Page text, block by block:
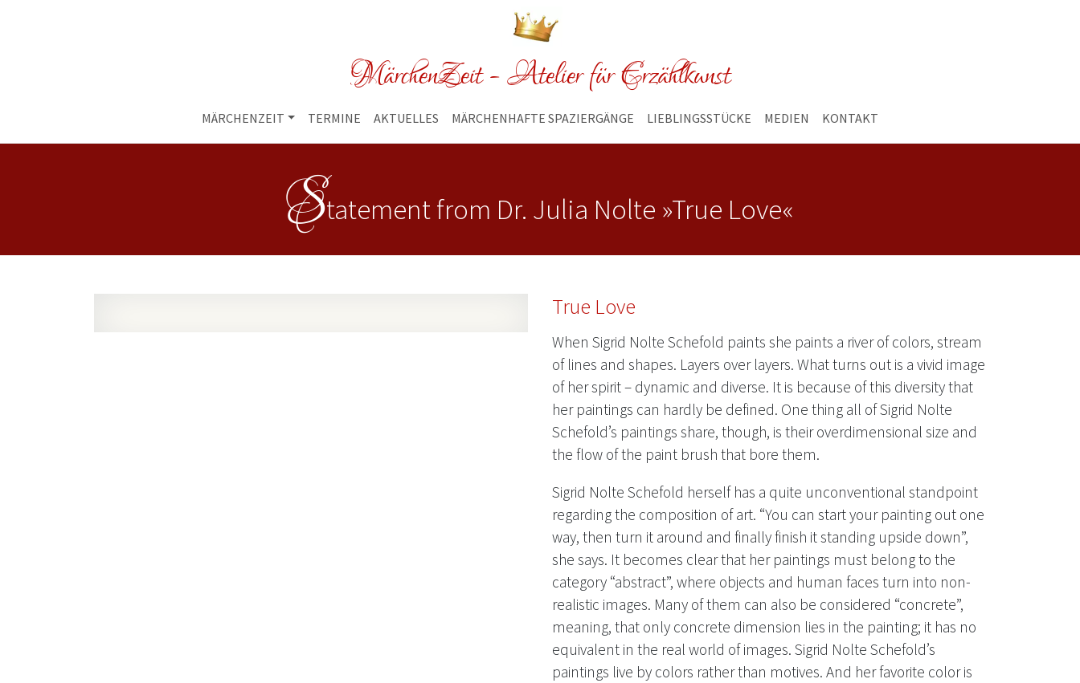
MärchenZeit - Atelier für Erzählkunst
MÄRCHENZEIT TERMINE AKTUELLES MÄRCHENHAFTE SPAZIERGÄNGE LIEBLINGSSTÜCKE MEDIEN KONTAKT
Statement from Dr. Julia Nolte »True Love«
True Love
When Sigrid Nolte Schefold paints she paints a river of colors, stream
of lines and shapes. Layers over layers. What turns out is a vivid image
of her spirit – dynamic and diverse. It is because of this diversity that
her paintings can hardly be defined. One thing all of Sigrid Nolte
Schefold’s paintings share, though, is their overdimensional size and
the flow of the paint brush that bore them.
Sigrid Nolte Schefold herself has a quite unconventional standpoint
regarding the composition of art. “You can start your painting out one
way, then turn it around and finally finish it standing upside down”,
she says. It becomes clear that her paintings must belong to the
category “abstract”, where objects and human faces turn into non-
realistic images. Many of them can also be considered “concrete”,
meaning, that only concrete dimension lies in the painting; it has no
equivalent in the real world of images. Sigrid Nolte Schefold’s
paintings live by colors rather than motives. And her favorite color is